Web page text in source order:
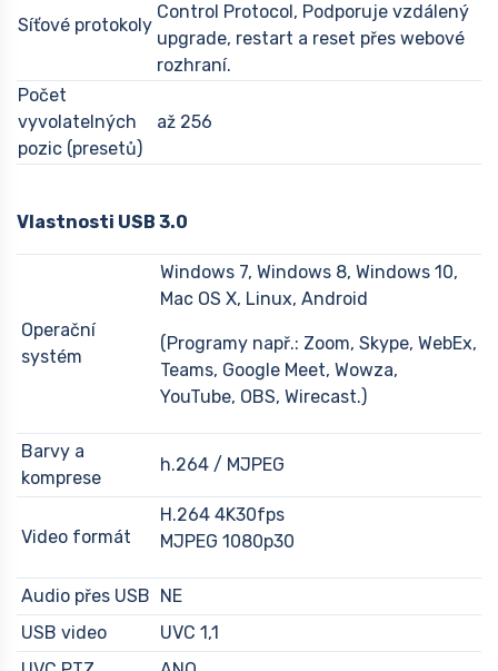
Síťové protokoly
Control Protocol, Podporuje vzdálený
upgrade, restart a reset přes webové
rozhraní.
Počet
vyvolatelných
pozic (presetů)
až 256
Vlastnosti USB 3.0
Operační
systém
Windows 7, Windows 8, Windows 10,
Mac OS X, Linux, Android
(Programy např.: Zoom, Skype, WebEx,
Teams, Google Meet, Wowza,
YouTube, OBS, Wirecast.)
Barvy a
komprese
h.264 / MJPEG
Video formát
H.264 4K30fps
MJPEG 1080p30
Audio přes USB
NE
USB video
UVC 1,1